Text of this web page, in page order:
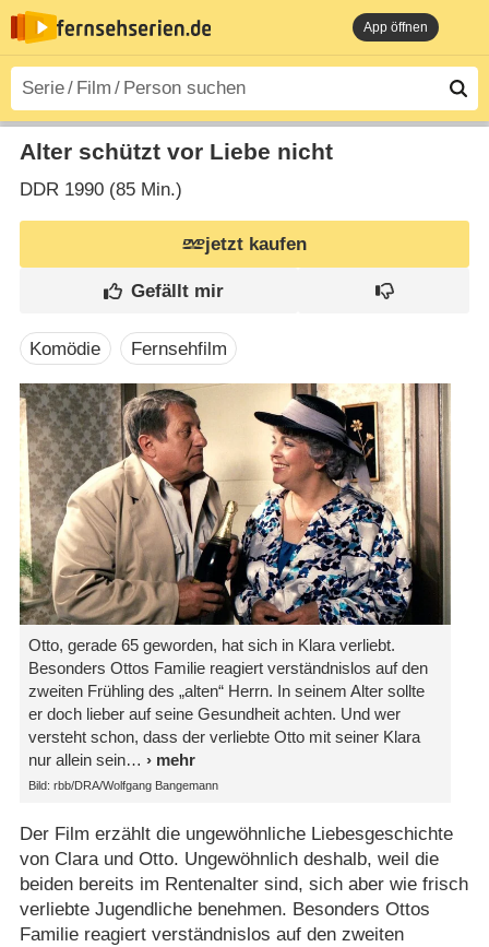
App öffnen
Alter schützt vor Liebe nicht
DDR1990 (85 Min.)
jetzt kaufen
Komödie Fernsehfilm
Otto, gerade 65 geworden, hat sich in Klara verliebt.
Besonders Ottos Familie reagiert verständnislos auf den
zweiten Frühling des „alten“ Herrn. In seinem Alter sollte
er doch lieber auf seine Gesundheit achten. Und wer
versteht schon, dass der verliebte Otto mit seiner Klara
nur allein sein
Bild: rbb/​DRA/​Wolfgang Bangemann
Der Film erzählt die ungewöhnliche Liebesgeschichte
von Clara und Otto. Ungewöhnlich deshalb, weil die
beiden bereits im Rentenalter sind, sich aber wie frisch
verliebte Jugendliche benehmen. Besonders Ottos
Familie reagiert verständnislos auf den zweiten